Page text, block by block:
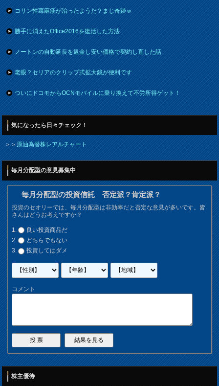
コリン性蕁麻疹が治ったようだ？まじ奇跡ｗ
勝手に消えたOffice2016を復活した方法
ノートンの自動延長を返金し安い価格で契約し直した話
老眼？セリアのクリップ式拡大鏡が便利です
ついにドコモからOCNモバイルに乗り換えて不労所得ゲット！
気になったら日々チェック！
＞＞原油為替株レアルチャート
毎月分配型の意見募集中
毎月分配型の投資信託 否定派？肯定派？
投資のセオリーでは、毎月分配型は非効率だと否定な意見が多いです。皆
さんはどうお考えですか？
良い投資商品だ
どちらでもない
投資してはダメ
コメント
株主優待